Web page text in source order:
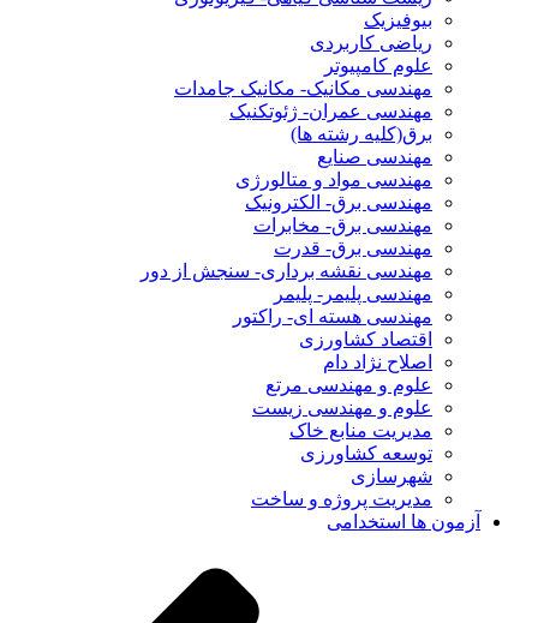
بیوفیزیک
ریاضی کاربردی
علوم کامپیوتر
مهندسی مکانیک- مکانیک جامدات
مهندسی عمران- ژئوتکنیک
برق(کلیه رشته ها)
مهندسی صنایع
مهندسی مواد و متالورژی
مهندسی برق- الکترونیک
مهندسی برق- مخابرات
مهندسی برق- قدرت
مهندسی نقشه برداری- سنجش از دور
مهندسی پلیمر- پلیمر
مهندسی هسته ای- راکتور
اقتصاد کشاورزی
اصلاح نژاد دام
علوم و مهندسی مرتع
علوم و مهندسی زیست
مدیریت منابع خاک
توسعه کشاورزی
شهرسازی
مدیریت پروژه و ساخت
آزمون ها استخدامی